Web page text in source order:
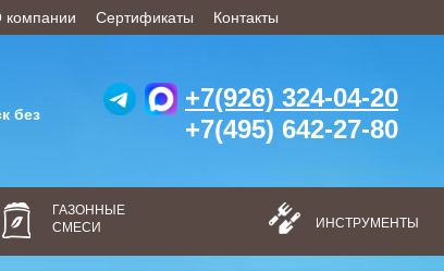
компании Сертификаты Контакты
без
+7(926) 324-04-20
+7(495) 642-27-80
ГАЗОННЫЕ
СМЕСИ
ИНСТРУМЕНТЫ